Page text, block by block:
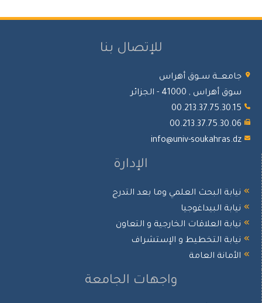
للإتصال بنا
ســوق أهراس
أهراس , 41000 - الجزائر
info@univ-
الإدارة
البحث العلمي وما بعد التدرج
البيداغوجيا
العلاقات الخارجية و التعاون
التخطيط و الإستشراف
العامة
واجهات الجامعة